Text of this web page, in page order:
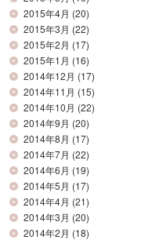
2015年4月 (20)
2015年3月 (22)
2015年2月 (17)
2015年1月 (16)
2014年12月 (17)
2014年11月 (15)
2014年10月 (22)
2014年9月 (20)
2014年8月 (17)
2014年7月 (22)
2014年6月 (19)
2014年5月 (17)
2014年4月 (21)
2014年3月 (20)
2014年2月 (18)